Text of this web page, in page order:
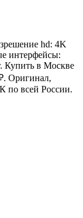
hd: 4K
интерфейсы:
Купить в Москве
Оригинал,
по всей России.